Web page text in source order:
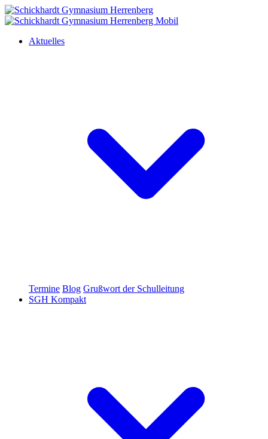
Aktuelles
Termine Blog Grußwort der Schulleitung
SGH Kompakt